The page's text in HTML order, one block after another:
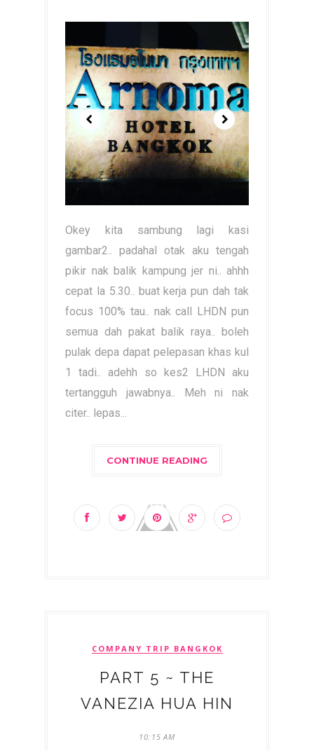
Okey kita sambung lagi kasi
gambar2.. padahal otak aku tengah
pikir nak balik kampung jer ni.. ahhh
cepat la 5.30.. buat kerja pun dah tak
focus 100% tau.. nak call LHDN pun
semua dah pakat balik raya.. boleh
pulak depa dapat pelepasan khas kul
1 tadi.. adehh so kes2 LHDN aku
tertangguh jawabnya.. Meh ni nak
citer.. lepas...
CONTINUE READING
COMPANY TRIP BANGKOK
PART 5 ~ THE
VANEZIA HUA HIN
10:15 AM